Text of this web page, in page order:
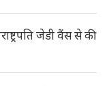
जेडी वैंस से की